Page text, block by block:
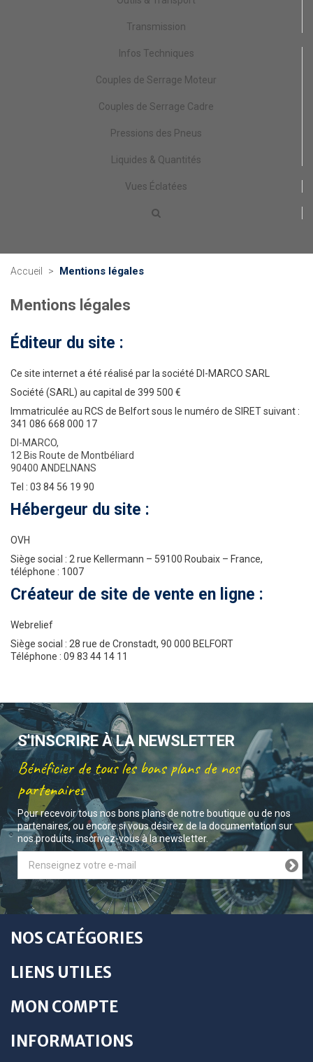
Transmission
Infos Techniques
Couples de Serrage Moteur
Couples de Serrage Cadre
Pressions des Pneus
Liquides & Quantités
Vues Éclatées
Accueil > Mentions légales
Mentions légales
Éditeur du site :
Ce site internet a été réalisé par la société DI-MARCO SARL
Société (SARL) au capital de 399 500 €
Immatriculée au RCS de Belfort sous le numéro de SIRET suivant :
341 086 668 000 17
DI-MARCO,
12 Bis Route de Montbéliard
90400 ANDELNANS
Tel : 03 84 56 19 90
Hébergeur du site :
OVH
Siège social : 2 rue Kellermann – 59100 Roubaix – France,
téléphone : 1007
Créateur de site de vente en ligne :
Webrelief
Siège social : 28 rue de Cronstadt, 90 000 BELFORT
Téléphone : 09 83 44 14 11
S'INSCRIRE À LA NEWSLETTER
Bénéficier de tous les bons plans de nos
partenaires
Pour recevoir tous nos bons plans de notre boutique ou de nos
partenaires, ou encore si vous désirez de la documentation sur
nos produits, inscrivez-vous à la newsletter.
NOS CATÉGORIES
LIENS UTILES
MON COMPTE
INFORMATIONS